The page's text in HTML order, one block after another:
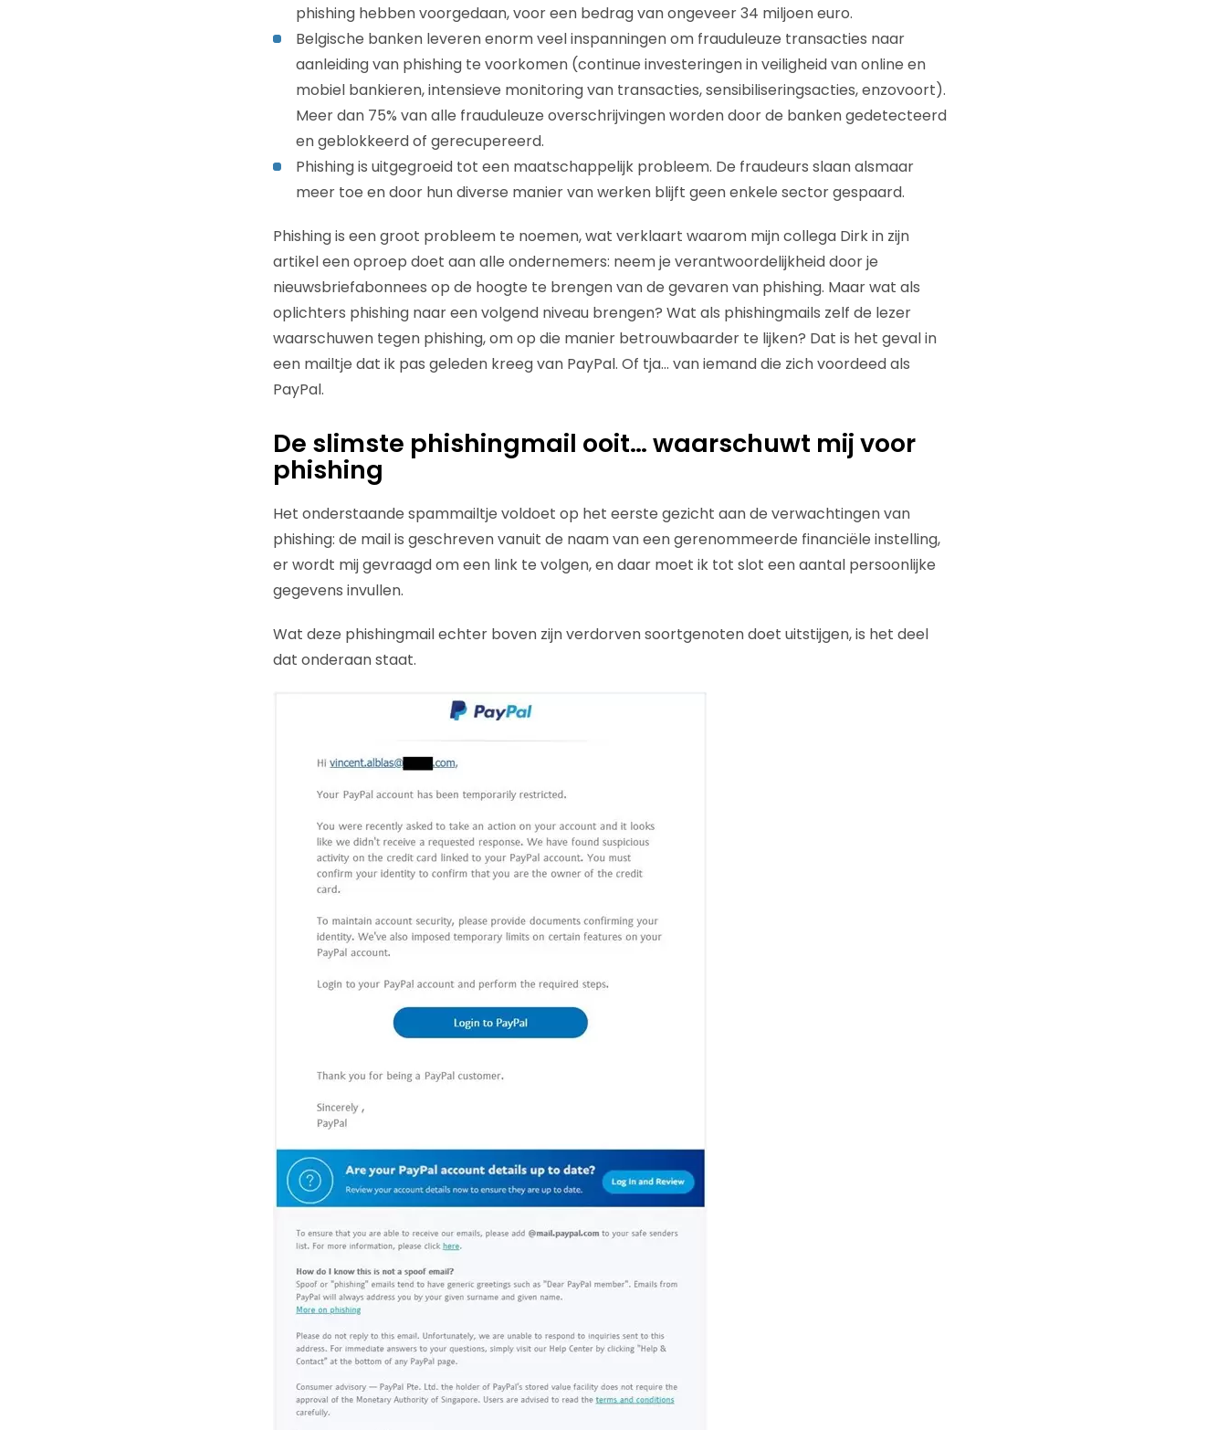
phishing hebben voorgedaan, voor een bedrag van ongeveer 34 miljoen euro.
Belgische banken leveren enorm veel inspanningen om frauduleuze transacties naar
aanleiding van phishing te voorkomen (continue investeringen in veiligheid van online en
mobiel bankieren, intensieve monitoring van transacties, sensibiliseringsacties, enzovoort).
Meer dan 75% van alle frauduleuze overschrijvingen worden door de banken gedetecteerd
en geblokkeerd of gerecupereerd.
Phishing is uitgegroeid tot een maatschappelijk probleem. De fraudeurs slaan alsmaar
meer toe en door hun diverse manier van werken blijft geen enkele sector gespaard.
Phishing is een groot probleem te noemen, wat verklaart waarom mijn collega Dirk in zijn
artikel een oproep doet aan alle ondernemers: neem je verantwoordelijkheid door je
nieuwsbriefabonnees op de hoogte te brengen van de gevaren van phishing. Maar wat als
oplichters phishing naar een volgend niveau brengen? Wat als phishingmails zelf de lezer
waarschuwen tegen phishing, om op die manier betrouwbaarder te lijken? Dat is het geval in
een mailtje dat ik pas geleden kreeg van PayPal. Of tja… van iemand die zich voordeed als
PayPal.
De slimste phishingmail ooit… waarschuwt mij voor
phishing
Het onderstaande spammailtje voldoet op het eerste gezicht aan de verwachtingen van
phishing: de mail is geschreven vanuit de naam van een gerenommeerde financiële instelling,
er wordt mij gevraagd om een link te volgen, en daar moet ik tot slot een aantal persoonlijke
gegevens invullen.
Wat deze phishingmail echter boven zijn verdorven soortgenoten doet uitstijgen, is het deel
dat onderaan staat.